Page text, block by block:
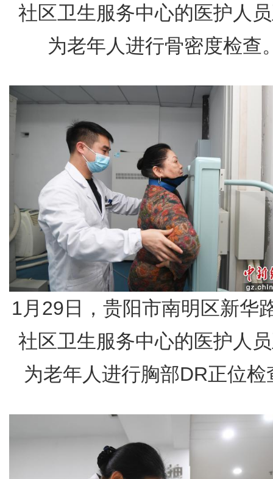
社区卫生服务中心的医护人
为老年人进行骨密度检查
1月29日，贵阳市南明区新华
社区卫生服务中心的医护人
为老年人进行胸部DR正位检